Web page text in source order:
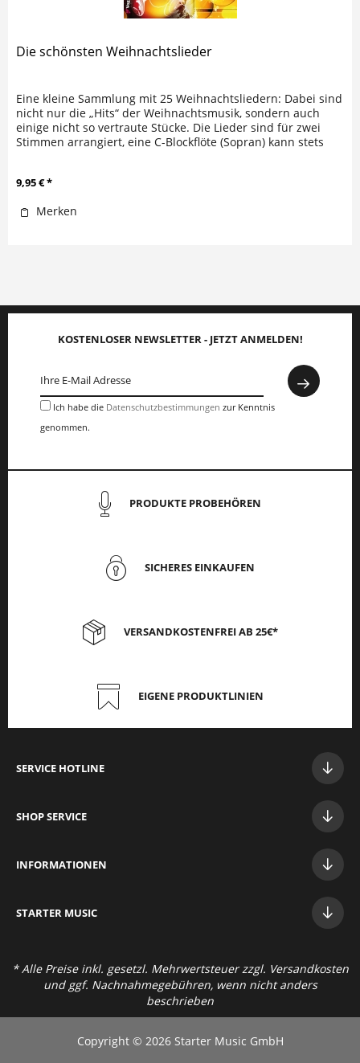
Die schönsten Weihnachtslieder
Eine kleine Sammlung mit 25 Weihnachtsliedern: Dabei sind
nicht nur die „Hits“ der Weihnachtsmusik, sondern auch
einige nicht so vertraute Stücke. Die Lieder sind für zwei
Stimmen arrangiert, eine C-Blockflöte (Sopran) kann stets
9,95 € *
Merken
KOSTENLOSER NEWSLETTER - JETZT ANMELDEN!
Ich habe die Datenschutzbestimmungen zur Kenntnis
genommen.
PRODUKTE PROBEHÖREN
SICHERES EINKAUFEN
VERSANDKOSTENFREI AB 25€*
EIGENE PRODUKTLINIEN
SERVICE HOTLINE
SHOP SERVICE
INFORMATIONEN
STARTER MUSIC
* Alle Preise inkl. gesetzl. Mehrwertsteuer zzgl. Versandkosten
und ggf. Nachnahmegebühren, wenn nicht anders
beschrieben
Copyright © 2026 Starter Music GmbH